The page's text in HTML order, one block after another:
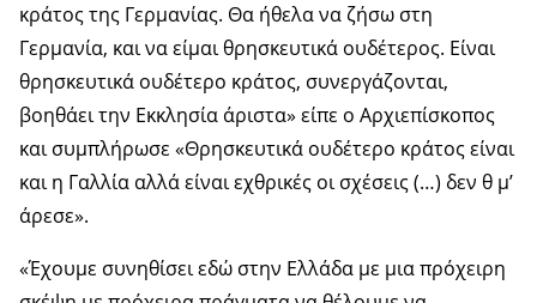
κράτος της Γερμανίας. Θα ήθελα να ζήσω στη
Γερμανία, και να είμαι θρησκευτικά ουδέτερος. Είναι
θρησκευτικά ουδέτερο κράτος, συνεργάζονται,
βοηθάει την Εκκλησία άριστα» είπε ο Αρχιεπίσκοπος
και συμπλήρωσε «Θρησκευτικά ουδέτερο κράτος είναι
και η Γαλλία αλλά είναι εχθρικές οι σχέσεις (…) δεν θ μ’
άρεσε».
«Έχουμε συνηθίσει εδώ στην Ελλάδα με μια πρόχειρη